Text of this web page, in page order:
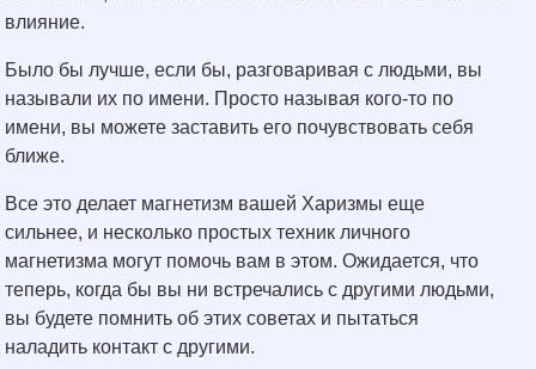
влияние.
Было бы лучше, если бы, разговаривая с людьми, вы
называли их по имени. Просто называя кого-то по
имени, вы можете заставить его почувствовать себя
ближе.
Все это делает магнетизм вашей Харизмы еще
сильнее, и несколько простых техник личного
магнетизма могут помочь вам в этом. Ожидается, что
теперь, когда бы вы ни встречались с другими людьми,
вы будете помнить об этих советах и пытаться
наладить контакт с другими.